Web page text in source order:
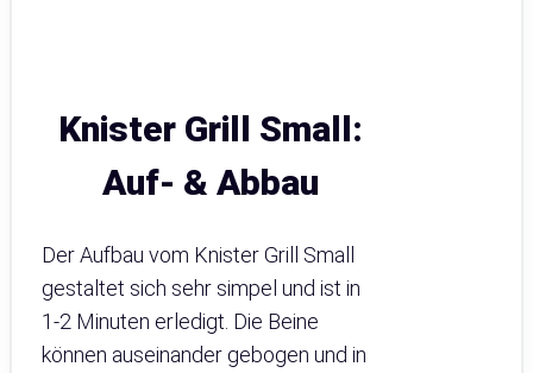
Knister Grill Small:
Auf- & Abbau
Der Aufbau vom Knister Grill Small
gestaltet sich sehr simpel und ist in
1-2 Minuten erledigt. Die Beine
können auseinander gebogen und in